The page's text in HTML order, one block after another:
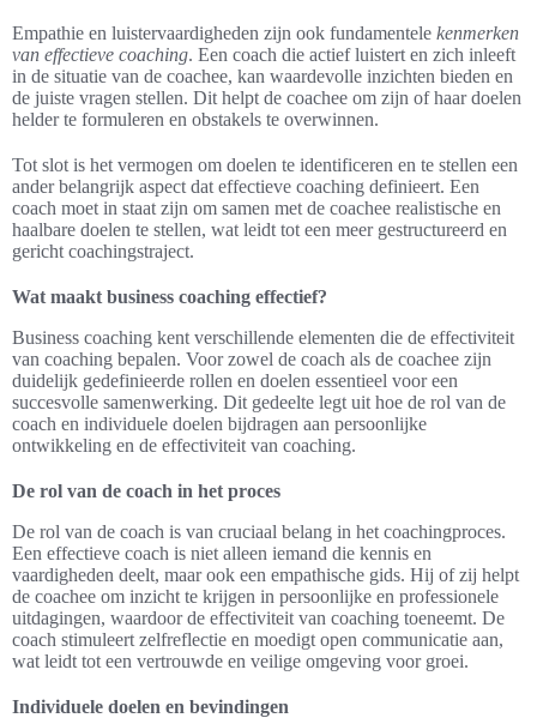
Empathie en luistervaardigheden zijn ook fundamentele kenmerken
van effectieve coaching. Een coach die actief luistert en zich inleeft
in de situatie van de coachee, kan waardevolle inzichten bieden en
de juiste vragen stellen. Dit helpt de coachee om zijn of haar doelen
helder te formuleren en obstakels te overwinnen.
Tot slot is het vermogen om doelen te identificeren en te stellen een
ander belangrijk aspect dat effectieve coaching definieert. Een
coach moet in staat zijn om samen met de coachee realistische en
haalbare doelen te stellen, wat leidt tot een meer gestructureerd en
gericht coachingstraject.
Wat maakt business coaching effectief?
Business coaching kent verschillende elementen die de effectiviteit
van coaching bepalen. Voor zowel de coach als de coachee zijn
duidelijk gedefinieerde rollen en doelen essentieel voor een
succesvolle samenwerking. Dit gedeelte legt uit hoe de rol van de
coach en individuele doelen bijdragen aan persoonlijke
ontwikkeling en de effectiviteit van coaching.
De rol van de coach in het proces
De rol van de coach is van cruciaal belang in het coachingproces.
Een effectieve coach is niet alleen iemand die kennis en
vaardigheden deelt, maar ook een empathische gids. Hij of zij helpt
de coachee om inzicht te krijgen in persoonlijke en professionele
uitdagingen, waardoor de effectiviteit van coaching toeneemt. De
coach stimuleert zelfreflectie en moedigt open communicatie aan,
wat leidt tot een vertrouwde en veilige omgeving voor groei.
Individuele doelen en bevindingen